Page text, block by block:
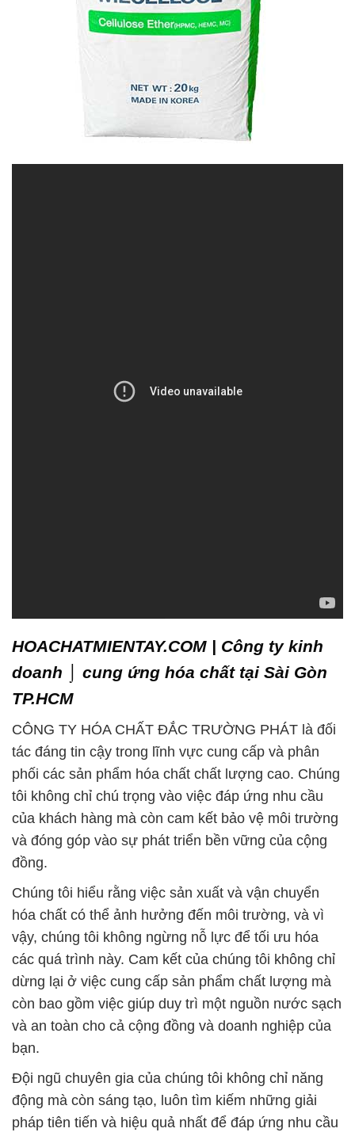
HOACHATMIENTAY.COM | Công ty kinh
doanh ⌡ cung ứng hóa chất tại Sài Gòn
TP.HCM
CÔNG TY HÓA CHẤT ĐẮC TRƯỜNG PHÁT là đối
tác đáng tin cậy trong lĩnh vực cung cấp và phân
phối các sản phẩm hóa chất chất lượng cao. Chúng
tôi không chỉ chú trọng vào việc đáp ứng nhu cầu
của khách hàng mà còn cam kết bảo vệ môi trường
và đóng góp vào sự phát triển bền vững của cộng
đồng.
Chúng tôi hiểu rằng việc sản xuất và vận chuyển
hóa chất có thể ảnh hưởng đến môi trường, và vì
vậy, chúng tôi không ngừng nỗ lực để tối ưu hóa
các quá trình này. Cam kết của chúng tôi không chỉ
dừng lại ở việc cung cấp sản phẩm chất lượng mà
còn bao gồm việc giúp duy trì một nguồn nước sạch
và an toàn cho cả cộng đồng và doanh nghiệp của
bạn.
Đội ngũ chuyên gia của chúng tôi không chỉ năng
động mà còn sáng tạo, luôn tìm kiếm những giải
pháp tiên tiến và hiệu quả nhất để đáp ứng nhu cầu